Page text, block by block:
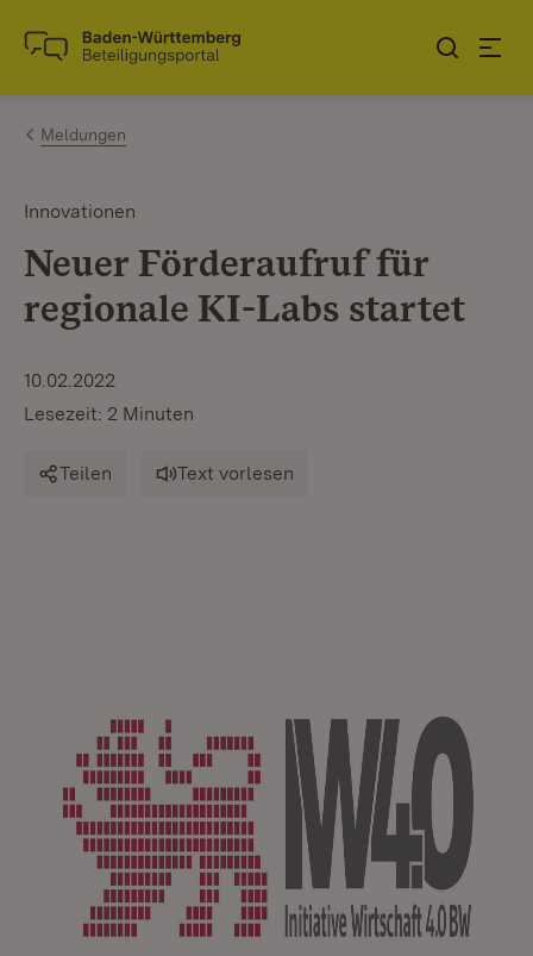
Zum Inhalt springen
Link zur Startseite
Meldungen
Innovationen
Neuer Förderaufruf für
regionale KI-Labs startet
10.02.2022
Lesezeit: 2 Minuten
Teilen Text vorlesen